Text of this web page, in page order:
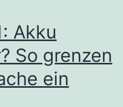
Akku
So grenzen
ein